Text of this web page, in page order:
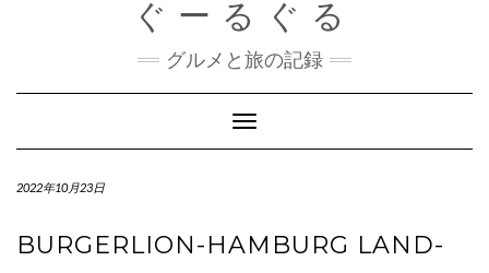
ぐーるぐる
グルメと旅の記録
Toggle
Navigation
2022年10月23日
BURGERLION-HAMBURG LAND-